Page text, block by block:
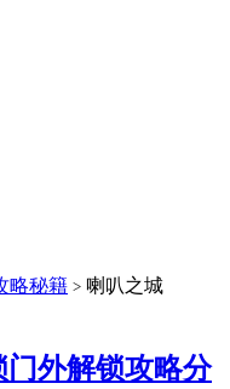
略秘籍 > 喇叭之城
门外解锁攻略分